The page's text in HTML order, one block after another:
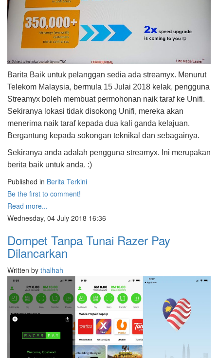
Barita Baik untuk pelanggan sedia ada streamyx. Menurut
Telekom Malaysia, bermula 15 Julai 2018 kelak, pengguna
Streamyx boleh membuat permohonan naik taraf ke Unifi.
Sekiranya lokasi tidak disokong Unifi, mereka akan
menerima naik taraf kepada dua kali ganda kelajuan.
Bergantung kepada sokongan teknikal dan sebagainya.
Sekiranya anda adalah pengguna streamyx. Ini merupakan
berita baik untuk anda. :)
Published in Berita Terkini
Be the first to comment!
Read more...
Wednesday, 04 July 2018 16:36
Dompet Tanpa Tunai Razer Pay
Dilancarkan
Written by thalhah